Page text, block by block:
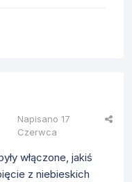
Napisano 17
Czerwca
włączone, jakiś
z niebieskich